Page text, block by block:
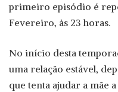
primeiro episódio é
Fevereiro, às 23 horas.
No início desta
uma relação estável,
que tenta ajudar a mãe